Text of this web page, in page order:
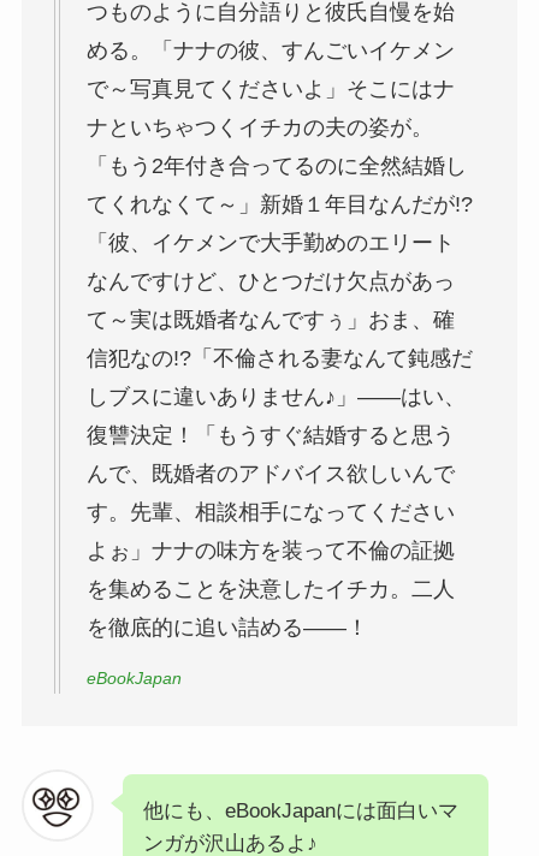
つものように自分語りと彼氏自慢を始
める。「ナナの彼、すんごいイケメン
で～写真見てくださいよ」そこにはナ
ナといちゃつくイチカの夫の姿が。
「もう2年付き合ってるのに全然結婚し
てくれなくて～」新婚１年目なんだが!?
「彼、イケメンで大手勤めのエリート
なんですけど、ひとつだけ欠点があっ
て～実は既婚者なんですぅ」おま、確
信犯なの!?「不倫される妻なんて鈍感だ
しブスに違いありません♪」――はい、
復讐決定！「もうすぐ結婚すると思う
んで、既婚者のアドバイス欲しいんで
す。先輩、相談相手になってください
よぉ」ナナの味方を装って不倫の証拠
を集めることを決意したイチカ。二人
を徹底的に追い詰める――！
eBookJapan
他にも、eBookJapanには面白いマ
ンガが沢山あるよ♪